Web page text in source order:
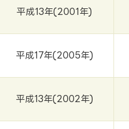
平成13年(2001年)
平成17年(2005年)
平成13年(2002年)